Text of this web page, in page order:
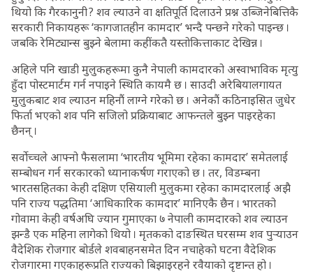
थियो कि गैरकानुनी ? शव ल्याउने वा क्षतिपूर्ति दिलाउने प्रश्न उब्जिनेबित्तिकै
सरकारी निकायहरू ‘कागजातहीन कामदार’ भन्दै पन्छने गरेको पाइन्छ ।
जबकि रेमिट्यान्स बुझ्ने बेलामा कहींकतै यस्तोकित्ताकाट देखिन्न ।
अहिले पनि खाडी मुलुकहरूमा कुनै नेपाली कामदारको अस्वाभाविक मृत्यु
हुँदा पोस्टमार्टम गर्न नपाइने स्थिति कायमै छ । साउदी अरेबियालगायत
मुलुकबाट शव ल्याउन महिनौं लाग्ने गरेको छ । अनेकौं कठिनाइसित जुधेर
फिर्ता भएको शव पनि सजिलो प्रक्रियाबाट आफन्तले बुझ्न पाइरहेका
छैनन् ।
सर्वोच्चले आफ्नो फैसलामा ‘भारतीय भूमिमा रहेका कामदार’ समेतलाई
सम्बोधन गर्न सरकारको ध्यानाकर्षण गराएको छ । तर, विडम्बना
भारतसहितका केही दक्षिण एसियाली मुलुकमा रहेका कामदारलाई अझै
पनि राज्य पद्धतिमा ‘आधिकारिक कामदार’ मानिएकै छैन । भारतको
गोवामा केही वर्षअघि ज्यान गुमाएका ७ नेपाली कामदारको शव ल्याउन
झन्डै एक महिना लागेको थियो । मृतकको दाङस्थित घरसम्म शव पुर्‍याउन
वैदेशिक रोजगार बोर्डले शवबाहनसमेत दिन नचाहेको घटना वैदेशिक
रोजगारमा गएकाहरूप्रति राज्यको बिझाइरहने रवैयाको दृष्टान्त हो ।